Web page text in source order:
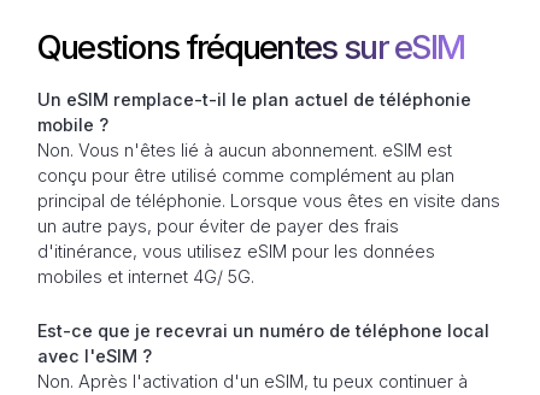
Questions fréquentes sur eSIM
Un eSIM remplace-t-il le plan actuel de téléphonie
mobile ?
Non. Vous n'êtes lié à aucun abonnement. eSIM est
conçu pour être utilisé comme complément au plan
principal de téléphonie. Lorsque vous êtes en visite dans
un autre pays, pour éviter de payer des frais
d'itinérance, vous utilisez eSIM pour les données
mobiles et internet 4G/ 5G.
Est-ce que je recevrai un numéro de téléphone local
avec l'eSIM ?
Non. Après l'activation d'un eSIM, tu peux continuer à